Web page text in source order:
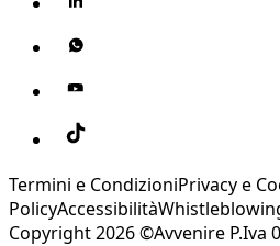
Termini e CondizioniPrivacy e
PolicyAccessibilità
Copyright 2026 ©Avvenire P.Iva